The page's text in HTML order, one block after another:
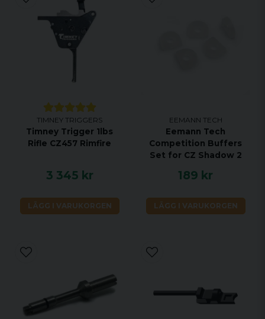
TIMNEY TRIGGERS
Timney Trigger 1lbs
Rifle CZ457 Rimfire
3 345 kr
LÄGG I VARUKORGEN
EEMANN TECH
Eemann Tech
Competition Buffers
Set for CZ Shadow 2
189 kr
LÄGG I VARUKORGEN